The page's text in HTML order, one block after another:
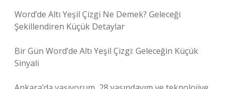
Word’de Altı Yeşil Çizgi Ne Demek? Geleceği
Şekillendiren Küçük Detaylar
Bir Gün Word’de Altı Yeşil Çizgi: Geleceğin Küçük
Sinyali